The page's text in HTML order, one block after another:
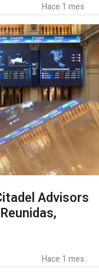
Hace 1 mes
Advisors
Hace 1 mes